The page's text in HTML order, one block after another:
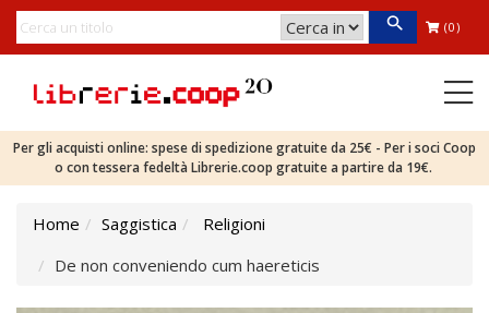
(0)
Per gli acquisti online: spese di spedizione gratuite da 25€ - Per i soci Coop
o con tessera fedeltà Librerie.coop gratuite a partire da 19€.
Home Saggistica
Religioni
De non conveniendo cum haereticis